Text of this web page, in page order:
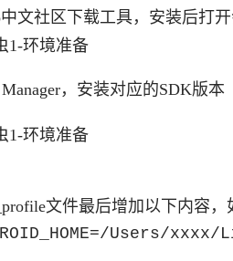
中文社区下载工具，安装后打
，安装对应的SDK版本
文件最后增加以下内容
Users/